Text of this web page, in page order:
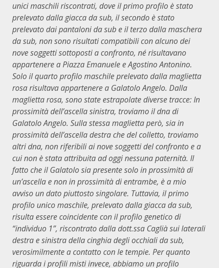
unici maschili riscontrati, dove il primo profilo è stato
prelevato dalla giacca da sub, il secondo è stato
prelevato dai pantaloni da sub e il terzo dalla maschera
da sub, non sono risultati compatibili con alcuno dei
nove soggetti sottoposti a confronto, né risultavano
appartenere a Piazza Emanuele e Agostino Antonino.
Solo il quarto profilo maschile prelevato dalla maglietta
rosa risultava appartenere a Galatolo Angelo. Dalla
maglietta rosa, sono state estrapolate diverse tracce: In
prossimità dell’ascella sinistra, troviamo il dna di
Galatolo Angelo. Sulla stessa maglietta però, sia in
prossimità dell’ascella destra che del colletto, troviamo
altri dna, non riferibili ai nove soggetti del confronto e a
cui non è stata attribuita ad oggi nessuna paternità. Il
fatto che il Galatolo sia presente solo in prossimità di
un’ascella e non in prossimità di entrambe, è a mio
avviso un dato piuttosto singolare. Tuttavia, il primo
profilo unico maschile, prelevato dalla giacca da sub,
risulta essere coincidente con il profilo genetico di
“individuo 1”, riscontrato dalla dott.ssa Caglià sui laterali
destra e sinistra della cinghia degli occhiali da sub,
verosimilmente a contatto con le tempie. Per quanto
riguarda i profili misti invece, abbiamo un profilo